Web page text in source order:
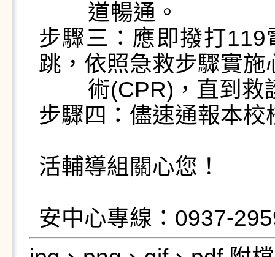
步驟三：應即撥打
跳，依照急救步驟實施
步驟四：儘速通報本校
活輔導組關心您！